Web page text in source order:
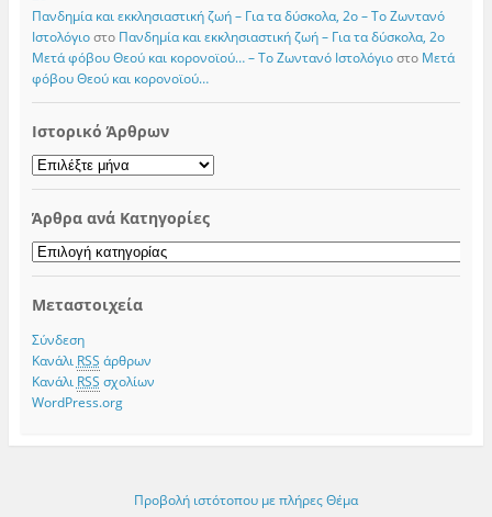
Πανδημία και εκκλησιαστική ζωή – Για τα δύσκολα, 2ο – Το Zωντανό
Iστολόγιοστο Πανδημία και εκκλησιαστική ζωή – Για τα δύσκολα, 2ο
Μετά φόβου Θεού και κορονοϊού… – Το Zωντανό Iστολόγιοστο Μετά
φόβου Θεού και κορονοϊού…
Ιστορικό Άρθρων
Ιστορικό
Άρθρων
Άρθρα ανά Κατηγορίες
Άρθρα
ανά
Μεταστοιχεία
Σύνδεση
Κανάλι RSS άρθρων
Κανάλι RSS σχολίων
WordPress.org
Προβολή ιστότοπου με πλήρες Θέμα